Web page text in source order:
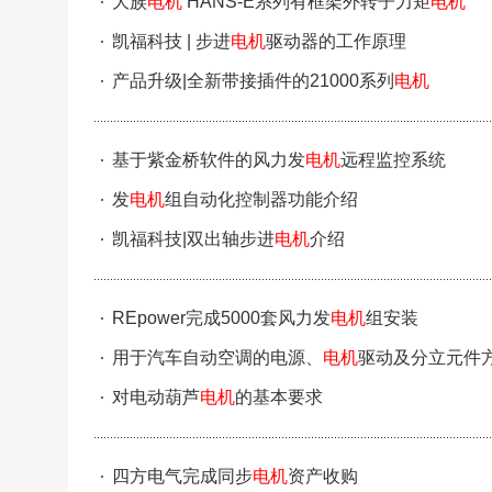
凯福科技 | 步进电机驱动器的工作原理
产品升级|全新带接插件的21000系列 电机
基于紫金桥软件的风力发电机远程监控系统
发电机组自动化控制器功能介绍
凯福科技|双出轴步进电机介绍
REpower完成5000套风力发电机组安装
用于汽车自动空调的电源、 电机驱动及分立元件
对电动葫芦电机的基本要求
四方电气完成同步电机资产收购